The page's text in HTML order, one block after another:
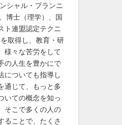
シャル・プランニ
博士（理学）、国
ト連盟認定テクニ
取得し、教育・研
様々な苦労をして
の人生を豊かにで
についても指導し
通じて、もっと多
いての概念を知っ
そこで多くの人の
ることで、たくさ